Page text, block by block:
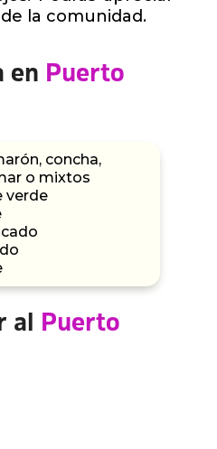
la comunidad.
en Puerto
concha,
o mixtos
verde
al
Puerto